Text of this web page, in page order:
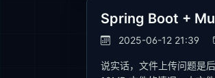
Spring Boot +
2025-06-12 21:39
说实话，文件上传问题是